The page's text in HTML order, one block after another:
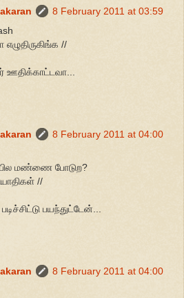
8 February 2011 at 03:59
//
ஊதிக்காட்டவா...
8 February 2011 at 04:00
மண்ணை போடுற?
//
பயந்துட்டேன்...
8 February 2011 at 04:00